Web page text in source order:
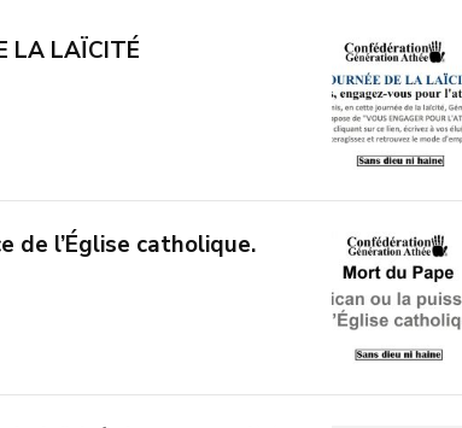
LA LAÏCITÉ
de l’Église catholique.